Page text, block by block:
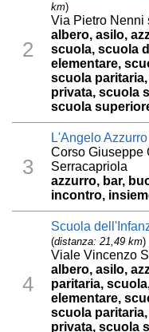
2
km)
Via Pietro Nenni
albero, asilo,
scuola, scuola
elementare,
scuola
privata, scuola
scuola
3
L'Angelo Azzurro
Corso Giuseppe
Serracapriola
azzurro, bar,
incontro,
4
Scuola
(distanza: 21,49 km)
Viale Vincenzo
albero, asilo,
paritaria,
elementare,
scuola
privata, scuola